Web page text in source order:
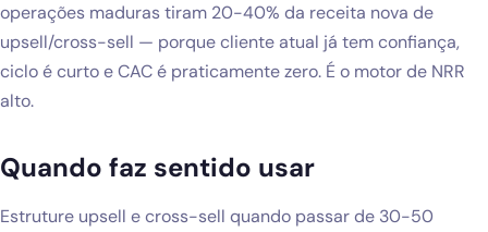
operações maduras tiram 20-40% da receita nova de
upsell/cross-sell — porque cliente atual já tem confiança,
ciclo é curto e CAC é praticamente zero. É o motor de NRR
alto.
Quando faz sentido usar
Estruture upsell e cross-sell quando passar de 30-50